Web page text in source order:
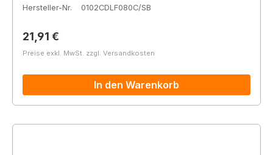
Hersteller-Nr.
0102CDLF080C/SB
Regulärer Preis:
21,91 €
Preise exkl. MwSt. zzgl. Versandkosten
In den Warenkorb